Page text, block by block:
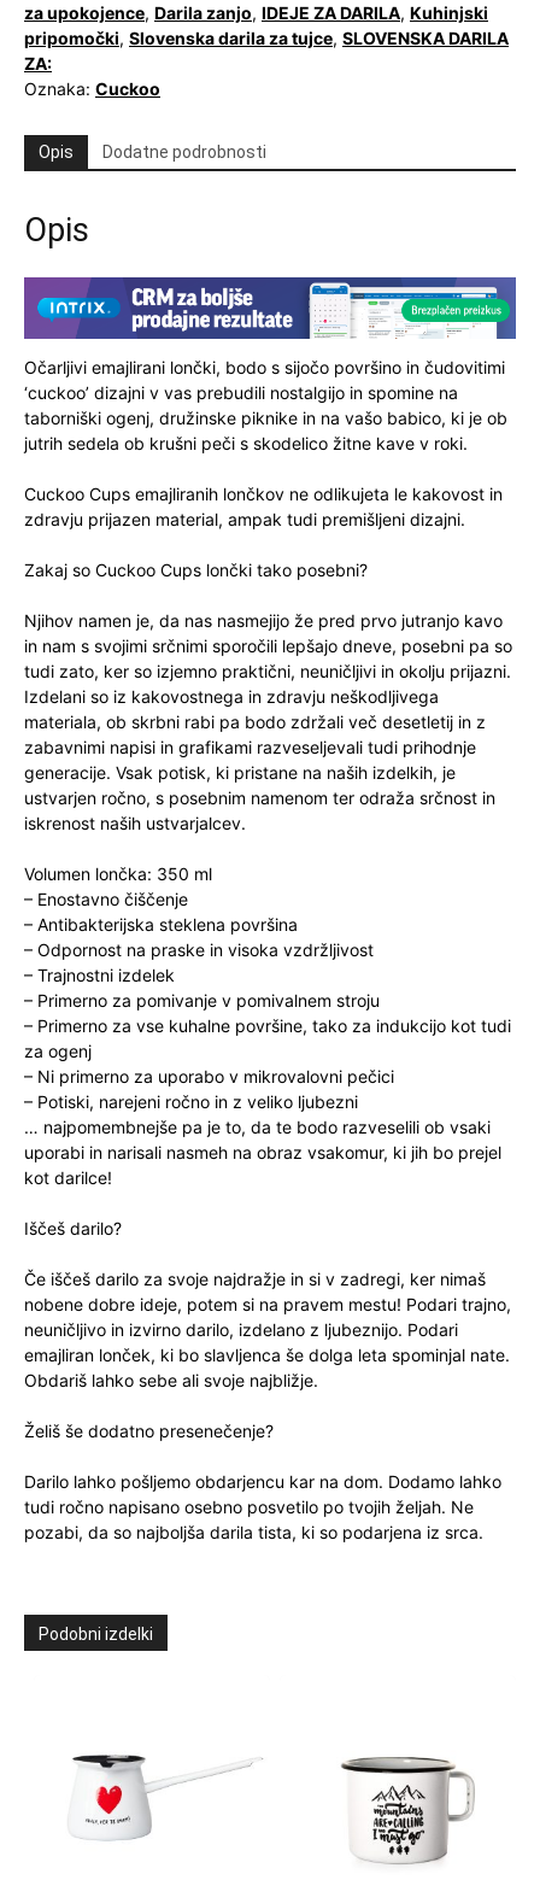
za upokojence, Darila zanjo, IDEJE ZA DARILA, Kuhinjski
pripomočki, Slovenska darila za tujce, SLOVENSKA DARILA
ZA:
Oznaka: Cuckoo
Opis Dodatne podrobnosti
Opis
Očarljivi emajlirani lončki, bodo s sijočo površino in čudovitimi
‘cuckoo’ dizajni v vas prebudili nostalgijo in spomine na
taborniški ogenj, družinske piknike in na vašo babico, ki je ob
jutrih sedela ob krušni peči s skodelico žitne kave v roki.
Cuckoo Cups emajliranih lončkov ne odlikujeta le kakovost in
zdravju prijazen material, ampak tudi premišljeni dizajni.
Zakaj so Cuckoo Cups lončki tako posebni?
Njihov namen je, da nas nasmejijo že pred prvo jutranjo kavo
in nam s svojimi srčnimi sporočili lepšajo dneve, posebni pa so
tudi zato, ker so izjemno praktični, neuničljivi in okolju prijazni.
Izdelani so iz kakovostnega in zdravju neškodljivega
materiala, ob skrbni rabi pa bodo zdržali več desetletij in z
zabavnimi napisi in grafikami razveseljevali tudi prihodnje
generacije. Vsak potisk, ki pristane na naših izdelkih, je
ustvarjen ročno, s posebnim namenom ter odraža srčnost in
iskrenost naših ustvarjalcev.
Volumen lončka: 350 ml
– Enostavno čiščenje
– Antibakterijska steklena površina
– Odpornost na praske in visoka vzdržljivost
– Trajnostni izdelek
– Primerno za pomivanje v pomivalnem stroju
– Primerno za vse kuhalne površine, tako za indukcijo kot tudi
za ogenj
– Ni primerno za uporabo v mikrovalovni pečici
– Potiski, narejeni ročno in z veliko ljubezni
… najpomembnejše pa je to, da te bodo razveselili ob vsaki
uporabi in narisali nasmeh na obraz vsakomur, ki jih bo prejel
kot darilce!
Iščeš darilo?
Če iščeš darilo za svoje najdražje in si v zadregi, ker nimaš
nobene dobre ideje, potem si na pravem mestu! Podari trajno,
neuničljivo in izvirno darilo, izdelano z ljubeznijo. Podari
emajliran lonček, ki bo slavljenca še dolga leta spominjal nate.
Obdariš lahko sebe ali svoje najbližje.
Želiš še dodatno presenečenje?
Darilo lahko pošljemo obdarjencu kar na dom. Dodamo lahko
tudi ročno napisano osebno posvetilo po tvojih željah. Ne
pozabi, da so najboljša darila tista, ki so podarjena iz srca.
Podobni izdelki